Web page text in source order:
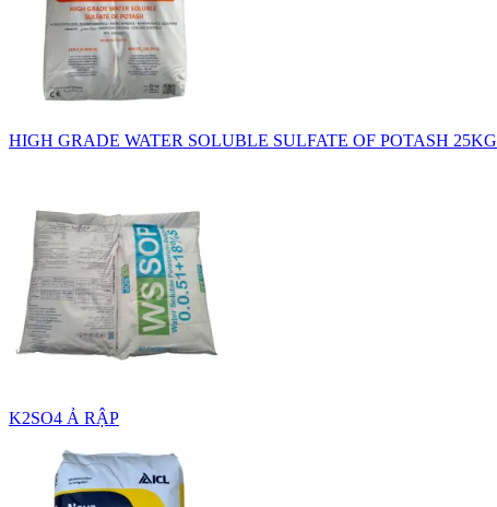
HIGH GRADE WATER SOLUBLE SULFATE OF POTASH 25KG
K2SO4 Ả RẬP